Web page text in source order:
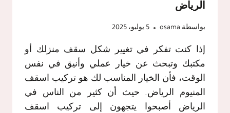
الرياض
بواسطة osama 5 يوليو، 2025
إذا كنت تفكر في تغيير شكل سقف منزلك أو
مكتبك وتبحث عن خيار عملي وأنيق في نفس
الوقت، فأن الخيار المناسب لك هو تركيب اسقف
المنيوم الرياض. حيث أن كثير من الناس في
الرياض أصبحوا يتجهون إلى تركيب اسقف